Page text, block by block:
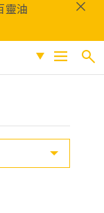
靈油
櫻桃
魚